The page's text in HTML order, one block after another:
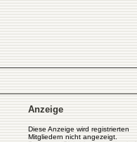
Anzeige
Diese Anzeige wird registrierten
Mitgliedern nicht angezeigt.